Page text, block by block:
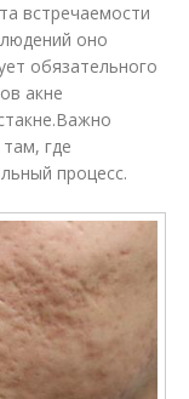
от черных
точек
от
пятен
пятна
встречаемости
оно
обязательного
акне
где
процесс.